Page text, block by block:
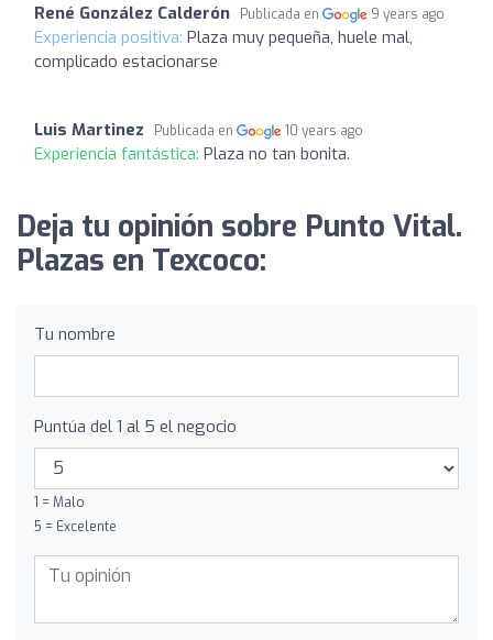
René González Calderón Publicada en 9 years ago
Experiencia positiva: Plaza muy pequeña, huele mal,
complicado estacionarse
Luis Martinez Publicada en 10 years ago
Experiencia fantástica: Plaza no tan bonita.
Deja tu opinión sobre Punto Vital.
Plazas en Texcoco:
Tu nombre
Puntúa del 1 al 5 el negocio
1 = Malo
5 = Excelente